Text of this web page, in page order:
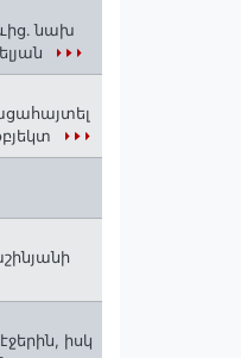
նախ
իսկ